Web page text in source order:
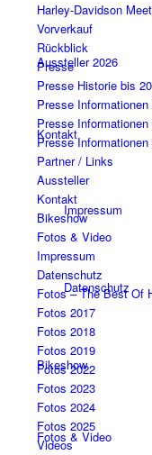
Aussteller 2026
Kontakt
Impressum
Datenschutz
Bikeshow
Fotos & Video
Harley-Davidson
Vorverkauf
Rückblick
Presse
Presse Historie bis
Presse Informationen
Presse Informationen
Presse Informationen
Partner / Links
Aussteller
Kontakt
Bikeshow
Fotos & Video
Impressum
Datenschutz
Fotos – The Best Of
Fotos 2017
Fotos 2018
Fotos 2019
Fotos 2022
Fotos 2023
Fotos 2024
Fotos 2025
Videos